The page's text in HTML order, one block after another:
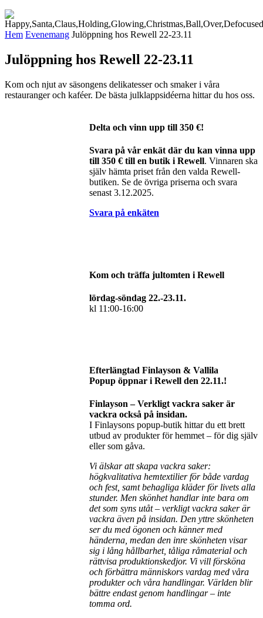
Hem Evenemang Julöppning hos Rewell 22-23.11
Julöppning hos Rewell 22-23.11
Kom och njut av säsongens delikatesser och smaker i våra
restauranger och kaféer. De bästa julklappsidéerna hittar du hos oss.
Delta och vinn upp till 350 €!
Svara på vår enkät där du kan vinna upp
till 350 € till en butik i Rewell. Vinnaren ska
själv hämta priset från den valda Rewell-
butiken. Se de övriga priserna och svara
senast 3.12.2025.
Svara på enkäten
Kom och träffa jultomten i Rewell
lördag-söndag 22.-23.11.
kl 11:00-16:00
Efterlängtad Finlayson & Vallila
Popup öppnar i Rewell den 22.11.!
Finlayson – Verkligt vackra saker är
vackra också på insidan.
I Finlaysons popup-butik hittar du ett brett
utbud av produkter för hemmet – för dig själv
eller som gåva.
Vi älskar att skapa vackra saker:
högkvalitativa hemtextilier för både vardag
och fest, samt behagliga kläder för livets alla
stunder. Men skönhet handlar inte bara om
det som syns utåt – verkligt vackra saker är
vackra även på insidan. Den yttre skönheten
ser du med ögonen och känner med
händerna, medan den inre skönheten visar
sig i lång hållbarhet, tåliga råmaterial och
rättvisa produktionskedjor. Vi vill försköna
och förbättra människors vardag med våra
produkter och våra handlingar. Världen blir
bättre endast genom handlingar – inte
tomma ord.